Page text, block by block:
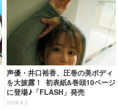
声優・井口裕香、圧巻の美ボディ
を大披露！ 初表紙&巻頭10ページ
に登場♪「FLASH」発売
2026.8.5